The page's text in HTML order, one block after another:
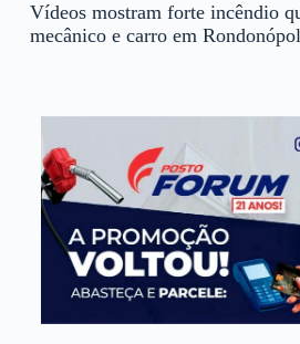
Vídeos mostram forte incêndio
mecânico e carro em